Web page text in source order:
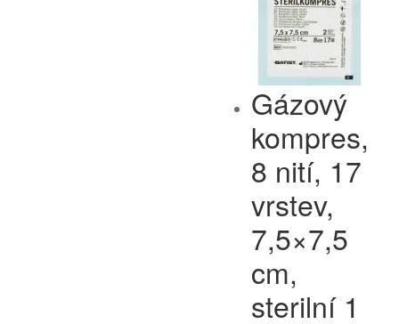
Gázový
kompres,
8 nití, 17
vrstev,
7,5×7,5
cm,
sterilní 1